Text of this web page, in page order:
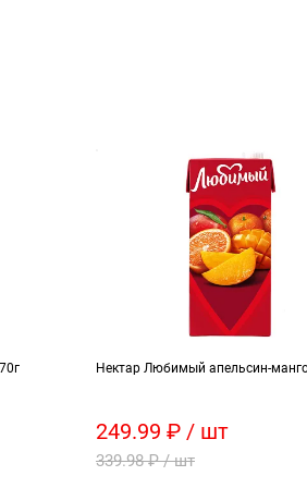
Нектар Любимый апельсин-
249.99 ₽ / шт
339.98 ₽ / шт